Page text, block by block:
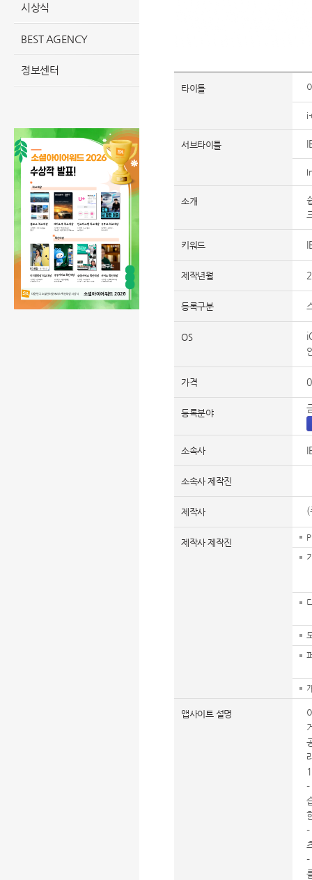
타이틀
서브타이틀
소개
키워드
제작년월
등록구분
OS
가격
등록분야
소속사
소속사 제작진
제작사 (
제작사 제작진
앱사이트 설명
-
-
-
시상식
BEST AGENCY
정보센터